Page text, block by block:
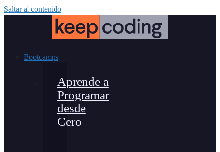
Saltar al contenido
Bootcamps
Aprende a
Programar
desde
Cero